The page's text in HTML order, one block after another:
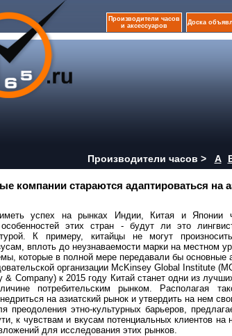
Производители часов
и аксессуаров
Доска
Производители часов > A
компании стараются адаптироваться на
успех на рынках Индии, Китая и Японии
этих стран - будут ли это
К примеру, китайцы не могут
вплоть до неузнаваемости марки на местном
которые в полной мере передавали бы основные
организации McKinsey Global Institute
& Company) к 2015 году Китай станет одни из
потребительским рынком. Располагая
на азиатский рынок и утвердить на нем
преодоления этно-культурных барьеров,
к чувствам и вкусам потенциальных клиентов
для исследования этих рынков.